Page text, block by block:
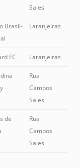
Sales
Brasil-
Laranjeiras
FC Laranjeiras
Rua
Campos
Sales
de
Rua
Campos
Sales